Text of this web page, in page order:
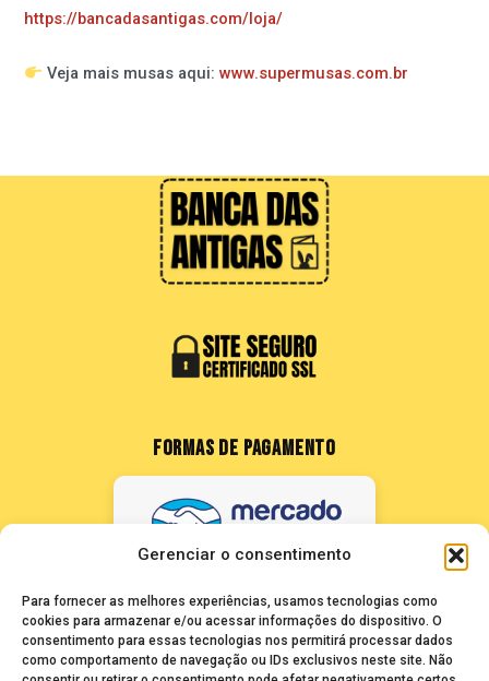
Gerenciar o consentimento
Para fornecer as melhores experiências, usamos tecnologias como
cookies para armazenar e/ou acessar informações do dispositivo. O
consentimento para essas tecnologias nos permitirá processar dados
como comportamento de navegação ou IDs exclusivos neste site. Não
https://bancadasantigas.com/loja/
Veja mais musas aqui:www.supermusas.com.br
FORMAS DE PAGAMENTO